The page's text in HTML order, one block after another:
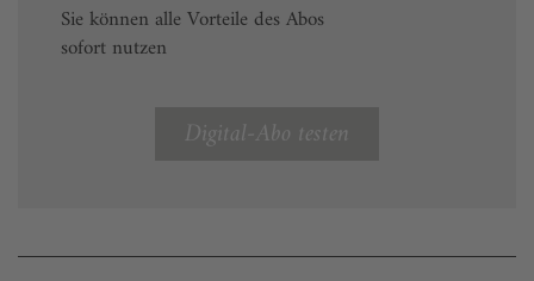
Sie können alle Vorteile des Abos
sofort nutzen
Digital-Abo testen